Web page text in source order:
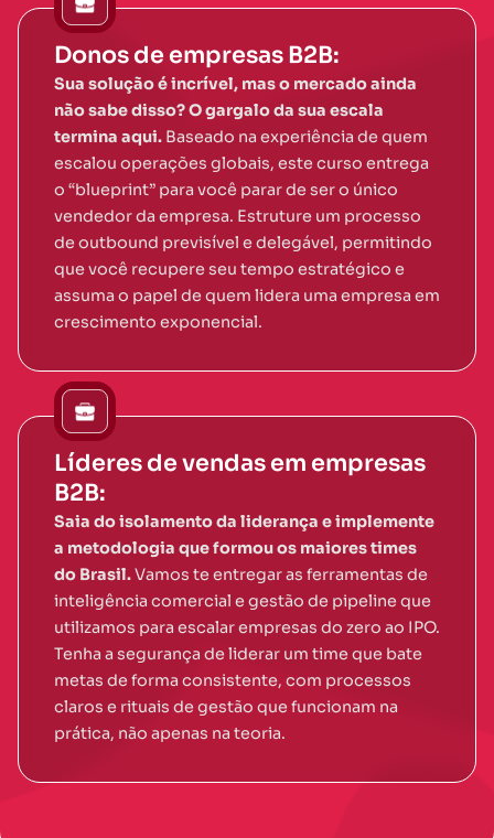
Donos de empresas B2B:
Sua solução é incrível, mas o mercado ainda
não sabe disso? O gargalo da sua escala
termina aqui. Baseado na experiência de quem
escalou operações globais, este curso entrega
o “blueprint” para você parar de ser o único
vendedor da empresa. Estruture um processo
de outbound previsível e delegável, permitindo
que você recupere seu tempo estratégico e
assuma o papel de quem lidera uma empresa em
crescimento exponencial.
Líderes de vendas em empresas
B2B:
Saia do isolamento da liderança e implemente
a metodologia que formou os maiores times
do Brasil.Vamos te entregar as ferramentas de
inteligência comercial e gestão de pipeline que
utilizamos para escalar empresas do zero ao IPO.
Tenha a segurança de liderar um time que bate
metas de forma consistente, com processos
claros e rituais de gestão que funcionam na
prática, não apenas na teoria.